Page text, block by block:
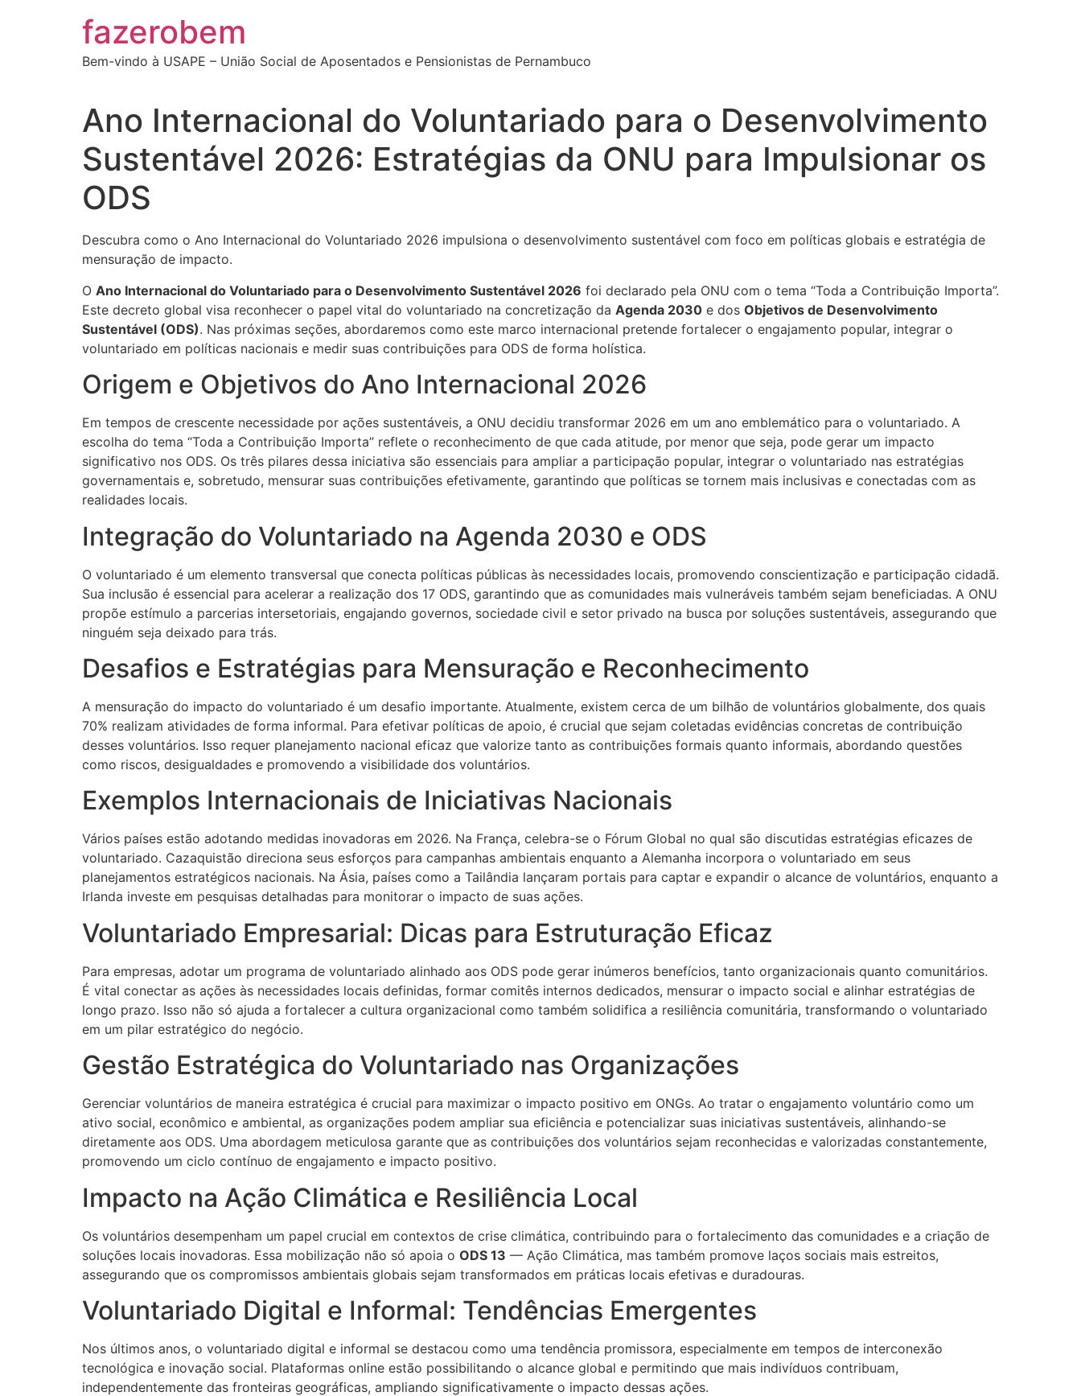
fazerobem
Bem-vindo à USAPE – União Social de Aposentados e Pensionistas de Pernambuco
Ano Internacional do Voluntariado para o Desenvolvimento
Sustentável 2026: Estratégias da ONU para Impulsionar os
ODS
Descubra como o Ano Internacional do Voluntariado 2026 impulsiona o desenvolvimento sustentável com foco em políticas globais e estratégia de
mensuração de impacto.
O Ano Internacional do Voluntariado para o Desenvolvimento Sustentável 2026 foi declarado pela ONU com o tema “Toda a Contribuição Importa”.
Este decreto global visa reconhecer o papel vital do voluntariado na concretização da Agenda 2030 e dos Objetivos de Desenvolvimento
Sustentável (ODS). Nas próximas seções, abordaremos como este marco internacional pretende fortalecer o engajamento popular, integrar o
voluntariado em políticas nacionais e medir suas contribuições para ODS de forma holística.
Origem e Objetivos do Ano Internacional 2026
Em tempos de crescente necessidade por ações sustentáveis, a ONU decidiu transformar 2026 em um ano emblemático para o voluntariado. A
escolha do tema “Toda a Contribuição Importa” reflete o reconhecimento de que cada atitude, por menor que seja, pode gerar um impacto
significativo nos ODS. Os três pilares dessa iniciativa são essenciais para ampliar a participação popular, integrar o voluntariado nas estratégias
governamentais e, sobretudo, mensurar suas contribuições efetivamente, garantindo que políticas se tornem mais inclusivas e conectadas com as
realidades locais.
Integração do Voluntariado na Agenda 2030 e ODS
O voluntariado é um elemento transversal que conecta políticas públicas às necessidades locais, promovendo conscientização e participação cidadã.
Sua inclusão é essencial para acelerar a realização dos 17 ODS, garantindo que as comunidades mais vulneráveis também sejam beneficiadas. A ONU
propõe estímulo a parcerias intersetoriais, engajando governos, sociedade civil e setor privado na busca por soluções sustentáveis, assegurando que
ninguém seja deixado para trás.
Desafios e Estratégias para Mensuração e Reconhecimento
A mensuração do impacto do voluntariado é um desafio importante. Atualmente, existem cerca de um bilhão de voluntários globalmente, dos quais
70% realizam atividades de forma informal. Para efetivar políticas de apoio, é crucial que sejam coletadas evidências concretas de contribuição
desses voluntários. Isso requer planejamento nacional eficaz que valorize tanto as contribuições formais quanto informais, abordando questões
como riscos, desigualdades e promovendo a visibilidade dos voluntários.
Exemplos Internacionais de Iniciativas Nacionais
Vários países estão adotando medidas inovadoras em 2026. Na França, celebra-se o Fórum Global no qual são discutidas estratégias eficazes de
voluntariado. Cazaquistão direciona seus esforços para campanhas ambientais enquanto a Alemanha incorpora o voluntariado em seus
planejamentos estratégicos nacionais. Na Ásia, países como a Tailândia lançaram portais para captar e expandir o alcance de voluntários, enquanto a
Irlanda investe em pesquisas detalhadas para monitorar o impacto de suas ações.
Voluntariado Empresarial: Dicas para Estruturação Eficaz
Para empresas, adotar um programa de voluntariado alinhado aos ODS pode gerar inúmeros benefícios, tanto organizacionais quanto comunitários.
É vital conectar as ações às necessidades locais definidas, formar comitês internos dedicados, mensurar o impacto social e alinhar estratégias de
longo prazo. Isso não só ajuda a fortalecer a cultura organizacional como também solidifica a resiliência comunitária, transformando o voluntariado
em um pilar estratégico do negócio.
Gestão Estratégica do Voluntariado nas Organizações
Gerenciar voluntários de maneira estratégica é crucial para maximizar o impacto positivo em ONGs. Ao tratar o engajamento voluntário como um
ativo social, econômico e ambiental, as organizações podem ampliar sua eficiência e potencializar suas iniciativas sustentáveis, alinhando-se
diretamente aos ODS. Uma abordagem meticulosa garante que as contribuições dos voluntários sejam reconhecidas e valorizadas constantemente,
promovendo um ciclo contínuo de engajamento e impacto positivo.
Impacto na Ação Climática e Resiliência Local
Os voluntários desempenham um papel crucial em contextos de crise climática, contribuindo para o fortalecimento das comunidades e a criação de
soluções locais inovadoras. Essa mobilização não só apoia o ODS 13 — Ação Climática, mas também promove laços sociais mais estreitos,
assegurando que os compromissos ambientais globais sejam transformados em práticas locais efetivas e duradouras.
Voluntariado Digital e Informal: Tendências Emergentes
Nos últimos anos, o voluntariado digital e informal se destacou como uma tendência promissora, especialmente em tempos de interconexão
tecnológica e inovação social. Plataformas online estão possibilitando o alcance global e permitindo que mais indivíduos contribuam,
independentemente das fronteiras geográficas, ampliando significativamente o impacto dessas ações.